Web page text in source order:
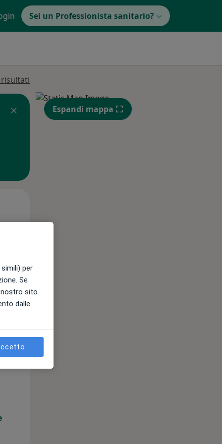
Sei un Professionista sanitario?
Mer,
Espandi mappa
per
Se
sito.
dalle